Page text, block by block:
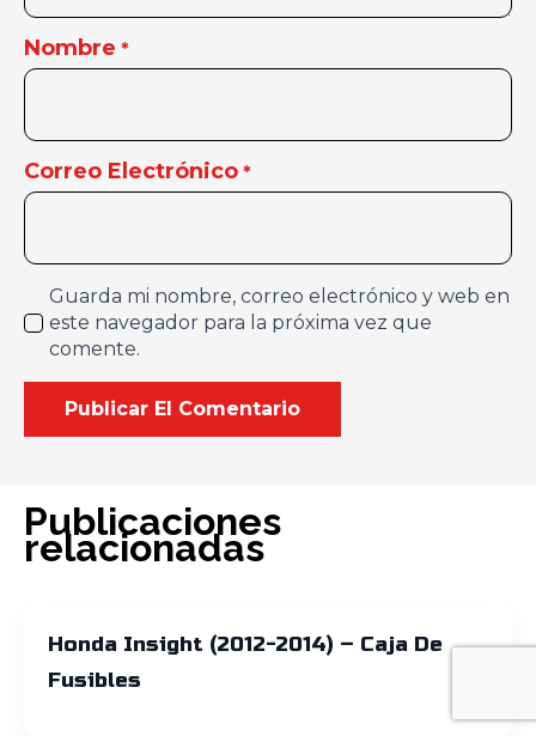
Nombre *
Correo Electrónico *
Guarda mi nombre, correo electrónico y web en
este navegador para la próxima vez que
comente.
Publicaciones
relacionadas
Honda Insight (2012-2014) – Caja De
Fusibles